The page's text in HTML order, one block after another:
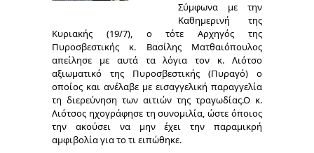
Σύμφωνα με την
Καθημερινή της
Κυριακής (19/7), ο τότε Αρχηγός της
Πυροσβεστικής κ. Βασίλης Ματθαιόπουλος
απείλησε με αυτά τα λόγια τον κ. Λιότσο
αξιωματικό της Πυροσβεστικής (Πυραγό) ο
οποίος και ανέλαβε με εισαγγελική παραγγελία
τη διερεύνηση των αιτιών της τραγωδίας.Ο κ.
Λιότσος ηχογράφησε τη συνομιλία, ώστε όποιος
την ακούσει να μην έχει την παραμικρή
αμφιβολία για το τι ειπώθηκε.